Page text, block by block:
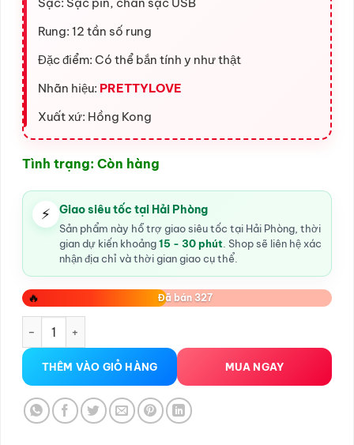
Rung: 12 tần số rung
Đặc điểm: Có thể bắn tính y như thật
Nhãn hiệu: PRETTYLOVE
Xuất xứ: Hồng Kong
Tình trạng: Còn hàng
⚡ Giao siêu tốc tại Hải Phòng
Sản phẩm này hỗ trợ giao siêu tốc tại Hải Phòng, thời
gian dự kiến khoảng15 - 30 phút . Shop sẽ liên hệ xác
nhận địa chỉ và thời gian giao cụ thể.
🔥 Đã bán 327
Dương Vật Giả Pretty Love Henry Bắn Tinh Trùng số lượng
THÊM VÀO GIỎ HÀNG MUA NGAY